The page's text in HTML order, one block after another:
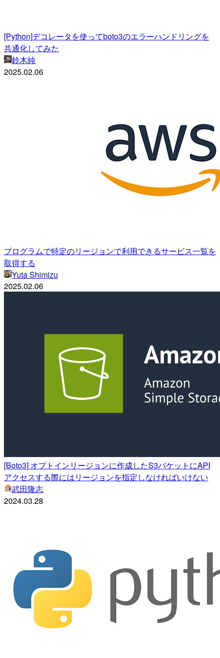
[Python]デコレータを使ってboto3のエラーハンドリングを
共通化してみた
鈴木純
2025.02.06
プログラムで特定のリージョンで利用できるサービス一覧を
取得する
Yuta Shimizu
2025.02.06
[Boto3] オプトインリージョンに作成したS3バケットにAPI
アクセスする際にはリージョンを指定しなければいけない
武田隆志
2024.03.28